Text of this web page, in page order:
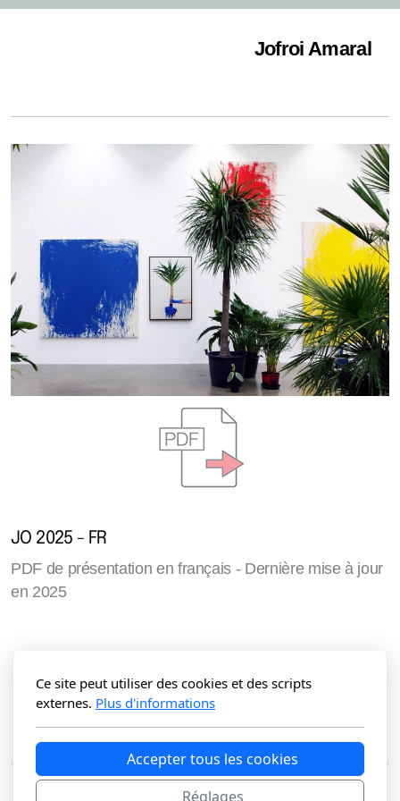
Jofroi Amaral
JO 2025 - FR
PDF de présentation en français - Dernière mise à jour
en 2025
Ce site peut utiliser des cookies et des scripts
externes. Plus d'informations
Accepter tous les cookies
Réglages